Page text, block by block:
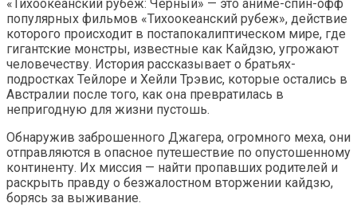
«Тихоокеанский рубеж: Черный» — это аниме-спин-офф
популярных фильмов «Тихоокеанский рубеж», действие
которого происходит в постапокалиптическом мире, где
гигантские монстры, известные как Кайдзю, угрожают
человечеству. История рассказывает о братьях-
подростках Тейлоре и Хейли Трэвис, которые остались в
Австралии после того, как она превратилась в
непригодную для жизни пустошь.
Обнаружив заброшенного Джагера, огромного меха, они
отправляются в опасное путешествие по опустошенному
континенту. Их миссия — найти пропавших родителей и
раскрыть правду о безжалостном вторжении кайдзю,
борясь за выживание.